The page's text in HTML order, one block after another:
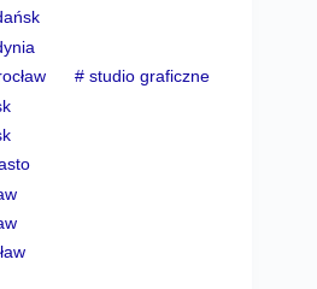
#studio graficzne